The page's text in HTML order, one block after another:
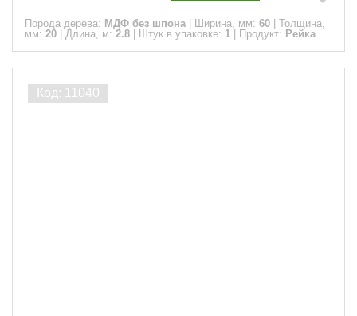
Порода дерева: МДФ без шпона Ширина, мм: 60
Толщина,
мм: 20 Длина, м: 2.8 Штук в упаковке: 1 Продукт: Рейка